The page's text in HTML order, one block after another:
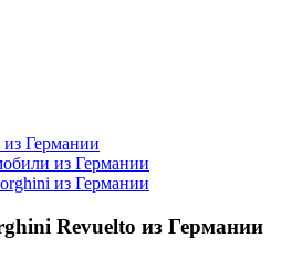
Германии
из Германии
из Германии
Revuelto из Германии